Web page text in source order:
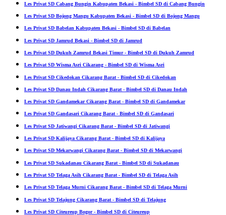
Les Privat SD Cabang Bungin Kabupaten Bekasi - Bimbel SD di Cabang Bungin
Les Privat SD Bojong Mangu Kabupaten Bekasi - Bimbel SD di Bojong Mangu
Les Privat SD Babelan Kabupaten Bekasi - Bimbel SD di Babelan
Les Privat SD Jamrud Bekasi - Bimbel SD di Jamrud
Les Privat SD Dukuh Zamrud Bekasi Timur - Bimbel SD di Dukuh Zamrud
Les Privat SD Wisma Asri Cikarang - Bimbel SD di Wisma Asri
Les Privat SD Cikedokan Cikarang Barat - Bimbel SD di Cikedokan
Les Privat SD Danau Indah Cikarang Barat - Bimbel SD di Danau Indah
Les Privat SD Gandamekar Cikarang Barat - Bimbel SD di Gandamekar
Les Privat SD Gandasari Cikarang Barat - Bimbel SD di Gandasari
Les Privat SD Jatiwangi Cikarang Barat - Bimbel SD di Jatiwangi
Les Privat SD Kalijaya Cikarang Barat - Bimbel SD di Kalijaya
Les Privat SD Mekarwangi Cikarang Barat - Bimbel SD di Mekarwangi
Les Privat SD Sukadanau Cikarang Barat - Bimbel SD di Sukadanau
Les Privat SD Telaga Asih Cikarang Barat - Bimbel SD di Telaga Asih
Les Privat SD Telaga Murni Cikarang Barat - Bimbel SD di Telaga Murni
Les Privat SD Telajung Cikarang Barat - Bimbel SD di Telajung
Les Privat SD Citeureup Bogor - Bimbel SD di Citeureup